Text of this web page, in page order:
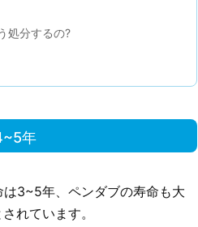
処分するの?
年
3~5年、ペンダブの寿命も大
れています。